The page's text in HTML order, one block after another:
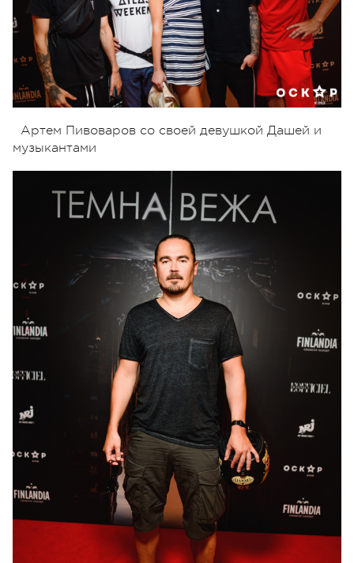
Артем Пивоваров со своей девушкой Дашей и
музыкантами